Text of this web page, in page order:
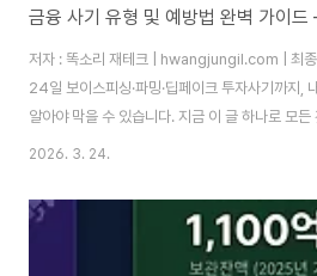
금융 사기 유형 및 예방법 완벽 가이
저자 : 똑소리 재테크 | hwangjungil.com | 최
24일 보이스피싱·파밍·딥페이크 투자사기까지,
알아야 막을 수 있습니다. 지금 이 글 하나로 모든
금 이 글을 읽어야 합니까?2025년 한국금융연구
하는 추세입니다. 따라서 "나는 절대 안 당한다"
니다. 금융사기는 더 이상 고령층만의 문제가 아
합되면서 20~40대 직장인과 투자자도 하루아침
2026. 3. 24.